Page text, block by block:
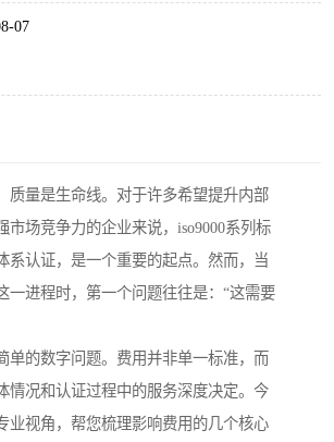
07
质量是生命线。对于许多希望提升内部
市场竞争力的企业来说，iso9000系列标
系认证，是一个重要的起点。然而，当
一进程时，第一个问题往往是：“这需要
单的数字问题。费用并非单一标准，而
情况和认证过程中的服务深度决定。今
业视角，帮您梳理影响费用的几个核心